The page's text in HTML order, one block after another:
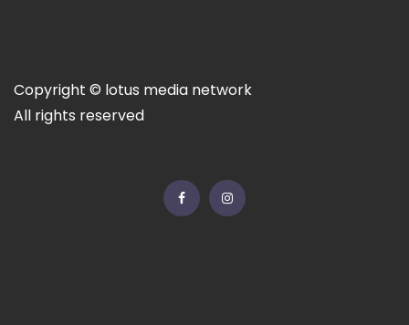
Copyright © lotus media network
All rights reserved